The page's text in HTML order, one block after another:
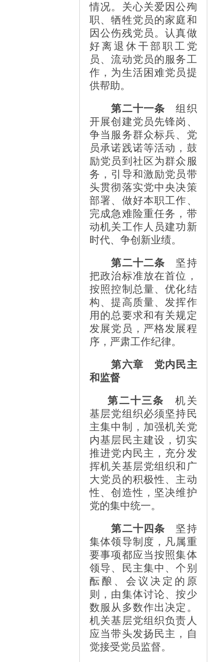
情况。关心关爱因公殉
职、牺牲党员的家庭和
因公伤残党员。认真做
好离退休干部职工党
员、流动党员的服务工
作，为生活困难党员提
供帮助。
第二十一条 组织
开展创建党员先锋岗、
争当服务群众标兵、党
员承诺践诺等活动，鼓
励党员到社区为群众服
务，引导和激励党员带
头贯彻落实党中央决策
部署、做好本职工作、
完成急难险重任务，带
动机关工作人员建功新
时代、争创新业绩。
第二十二条 坚持
把政治标准放在首位，
按照控制总量、优化结
构、提高质量、发挥作
用的总要求和有关规定
发展党员，严格发展程
序，严肃工作纪律。
第六章 党内民主
和监督
第二十三条 机关
基层党组织必须坚持民
主集中制，加强机关党
内基层民主建设，切实
推进党内民主，充分发
挥机关基层党组织和广
大党员的积极性、主动
性、创造性，坚决维护
党的集中统一。
第二十四条 坚持
集体领导制度，凡属重
要事项都应当按照集体
领导、民主集中、个别
酝酿、会议决定的原
则，由集体讨论、按少
数服从多数作出决定。
机关基层党组织负责人
应当带头发扬民主，自
觉接受党员监督。